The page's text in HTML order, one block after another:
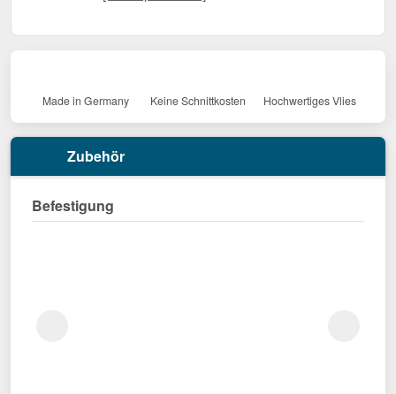
Made in Germany Keine Schnittkosten Hochwertiges Vlies
Zubehör
Befestigung